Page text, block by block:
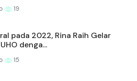
19
pada 2022, Rina Raih Gelar
denga...
15